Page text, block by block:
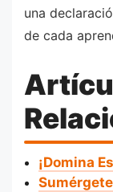
una
de cada
¡Domina